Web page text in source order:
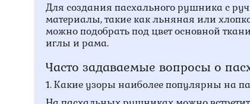
Для создания пасхального рушника с
материалы, такие как льняная или
можно подобрать под цвет основной
иглы и рама.
Часто задаваемые вопросы о
1. Какие узоры наиболее популярны на